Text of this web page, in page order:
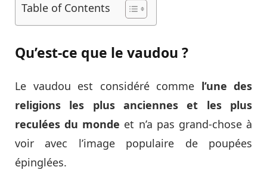
Table of Contents
Qu’est-ce que le vaudou ?
Le vaudou est considéré comme l’une des
religions les plus anciennes et les plus
reculées du monde et n’a pas grand-chose à
voir avec l’image populaire de poupées
épinglées.